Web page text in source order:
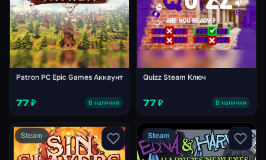
Patron PC Epic Games Аккаунт
77 ₽ В наличии
Quizz Steam Ключ
77 ₽ В наличии
Steam Steam